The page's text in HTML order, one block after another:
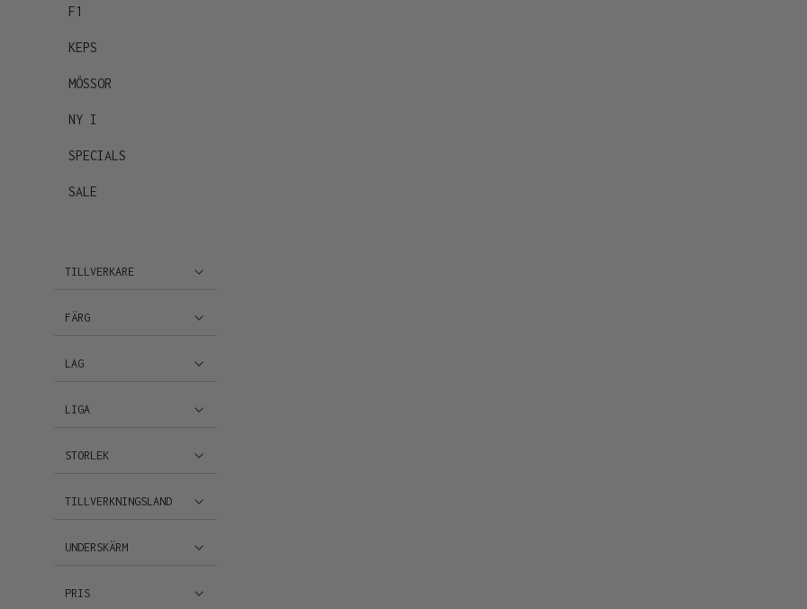
F1
KEPS
MÖSSOR
NY I
SPECIALS
SALE
TILLVERKARE
FÄRG
LAG
LIGA
STORLEK
TILLVERKNINGSLAND
UNDERSKÄRM
PRIS